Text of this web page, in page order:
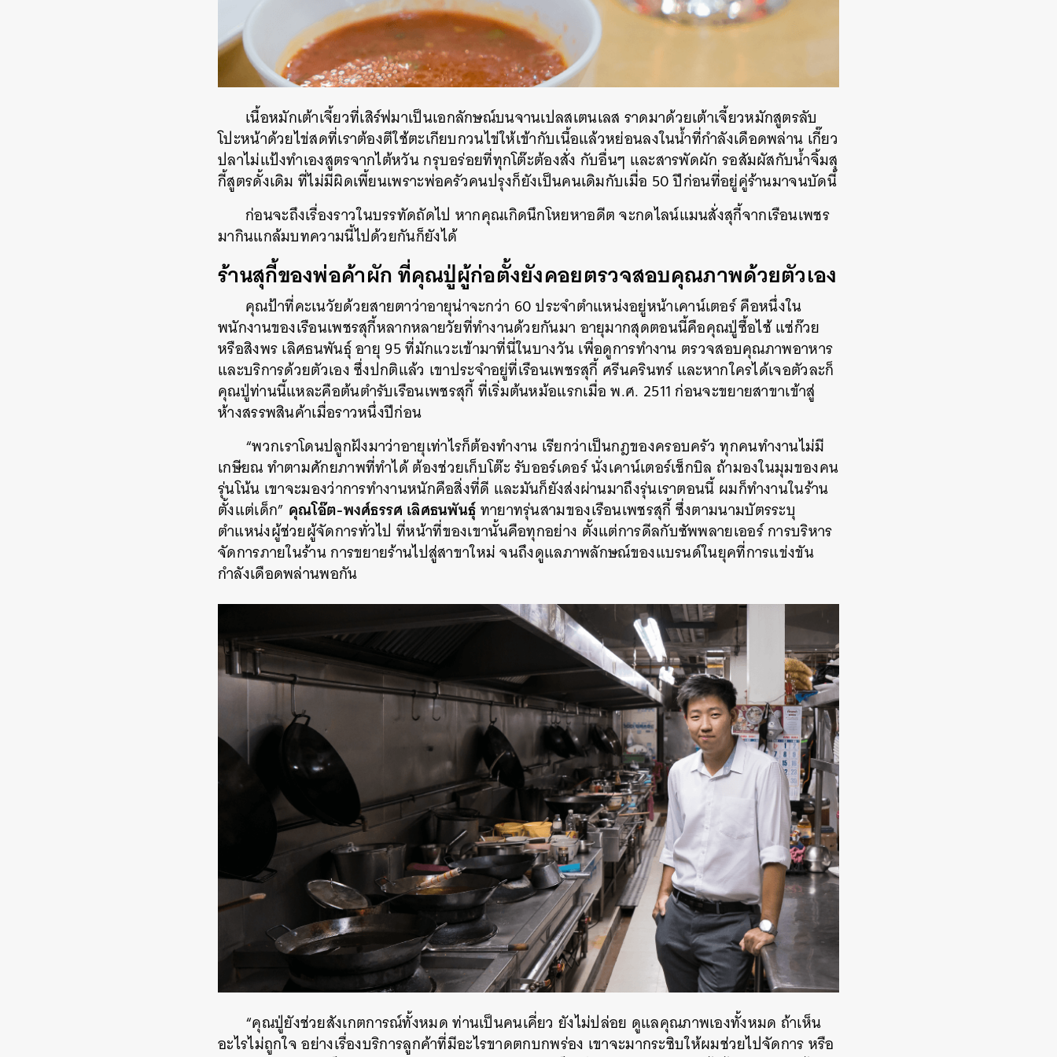
เนื้อหมักเต้าเจี้ยวที่เสิร์ฟมาเป็นเอกลักษณ์บนจานเปลสเตนเลส ราดมาด้วยเต้าเจี้ยวหมักสูตรลับ
โปะหน้าด้วยไข่สดที่เราต้องตีใช้ตะเกียบกวนไข่ให้เข้ากับเนื้อแล้วหย่อนลงในน้ำที่กำลังเดือดพล่าน เกี๊ยว
ปลาไม่แป้งทำเองสูตรจากไต้หวัน กรุบอร่อยที่ทุกโต๊ะต้องสั่ง กับอื่นๆ และสารพัดผัก รอสัมผัสกับน้ำจิ้มสุ
กี้สูตรดั้งเดิม ที่ไม่มีผิดเพี้ยนเพราะพ่อครัวคนปรุงก็ยังเป็นคนเดิมกับเมื่อ 50 ปีก่อนที่อยู่คู่ร้านมาจนบัดนี้
ก่อนจะถึงเรื่องราวในบรรทัดถัดไป หากคุณเกิดนึกโหยหาอดีต จะกดไลน์แมนสั่งสุกี้จากเรือนเพชร
มากินแกล้มบทความนี้ไปด้วยกันก็ยังได้
ร้านสุกี้ของพ่อค้าผัก ที่คุณปู่ผู้ก่อตั้งยังคอยตรวจสอบคุณภาพด้วยตัวเอง
คุณป้าที่คะเนวัยด้วยสายตาว่าอายุน่าจะกว่า 60 ประจำตำแหน่งอยู่หน้าเคาน์เตอร์ คือหนึ่งใน
พนักงานของเรือนเพชรสุกี้หลากหลายวัยที่ทำงานด้วยกันมา อายุมากสุดตอนนี้คือคุณปู่ซื้อไช้ แซ่ก๊วย
หรือสิงพร เลิศธนพันธุ์ อายุ 95 ที่มักแวะเข้ามาที่นี่ในบางวัน เพื่อดูการทำงาน ตรวจสอบคุณภาพอาหาร
และบริการด้วยตัวเอง ซึ่งปกติแล้ว เขาประจำอยู่ที่เรือนเพชรสุกี้ ศรีนครินทร์ และหากใครได้เจอตัวละก็
คุณปู่ท่านนี้แหละคือต้นตำรับเรือนเพชรสุกี้ ที่เริ่มต้นหม้อแรกเมื่อ พ.ศ. 2511 ก่อนจะขยายสาขาเข้าสู่
ห้างสรรพสินค้าเมื่อราวหนึ่งปีก่อน
“พวกเราโดนปลูกฝังมาว่าอายุเท่าไรก็ต้องทำงาน เรียกว่าเป็นกฎของครอบครัว ทุกคนทำงานไม่มี
เกษียณ ทำตามศักยภาพที่ทำได้ ต้องช่วยเก็บโต๊ะ รับออร์เดอร์ นั่งเคาน์เตอร์เช็กบิล ถ้ามองในมุมของคน
รุ่นโน้น เขาจะมองว่าการทำงานหนักคือสิ่งที่ดี และมันก็ยังส่งผ่านมาถึงรุ่นเราตอนนี้ ผมก็ทำงานในร้าน
ตั้งแต่เด็ก” คุณโอ๊ต-พงศ์ธรรศ เลิศธนพันธุ์ทายาทรุ่นสามของเรือนเพชรสุกี้ ซึ่งตามนามบัตรระบุ
ตำแหน่งผู้ช่วยผู้จัดการทั่วไป ที่หน้าที่ของเขานั้นคือทุกอย่าง ตั้งแต่การดีลกับซัพพลายเออร์ การบริหาร
จัดการภายในร้าน การขยายร้านไปสู่สาขาใหม่ จนถึงดูแลภาพลักษณ์ของแบรนด์ในยุคที่การแข่งขัน
กำลังเดือดพล่านพอกัน
“คุณปู่ยังช่วยสังเกตการณ์ทั้งหมด ท่านเป็นคนเคี่ยว ยังไม่ปล่อย ดูแลคุณภาพเองทั้งหมด ถ้าเห็น
อะไรไม่ถูกใจ อย่างเรื่องบริการลูกค้าที่มีอะไรขาดตกบกพร่อง เขาจะมากระซิบให้ผมช่วยไปจัดการ หรือ
SHARE TWEET LINE EMAIL